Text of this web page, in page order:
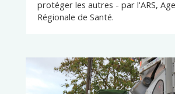
protéger les autres - par l'ARS,
Régionale de Santé.